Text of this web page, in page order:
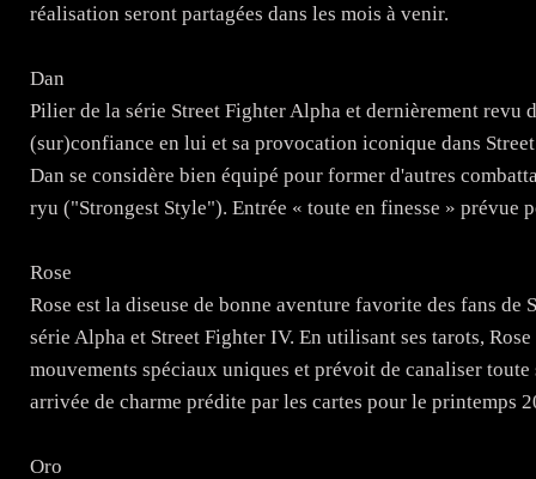
réalisation seront partagées dans les mois à venir.
Dan
Pilier de la série Street Fighter Alpha et dernièrement revu
(sur)confiance en lui et sa provocation iconique dans
Dan se considère bien équipé pour former d'autres
ryu ("Strongest Style"). Entrée « toute en finesse » prévue
Rose
Rose est la diseuse de bonne aventure favorite des fans
série Alpha et Street Fighter IV. En utilisant ses tarots,
mouvements spéciaux uniques et prévoit de canaliser
arrivée de charme prédite par les cartes pour le printemps
Oro